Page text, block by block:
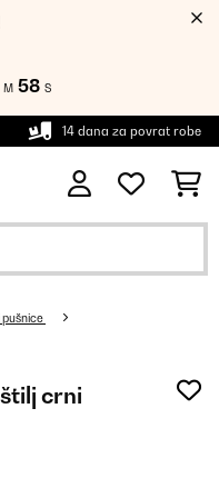
M 57 S
14 dana za povrat robe
pušnice
crni